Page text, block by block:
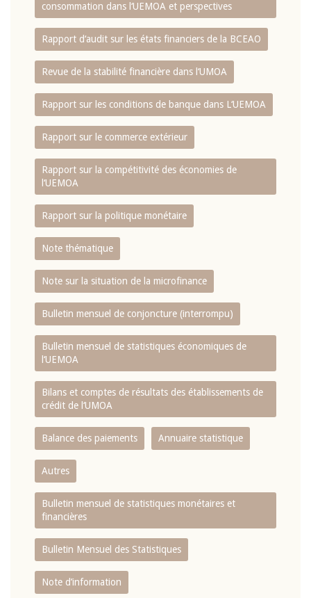
consommation dans l‘UEMOA et perspectives
Rapport d‘audit sur les états financiers de la BCEAO
Revue de la stabilité financière dans l‘UMOA
Rapport sur les conditions de banque dans L‘UEMOA
Rapport sur le commerce extérieur
Rapport sur la compétitivité des économies de
l‘UEMOA
Rapport sur la politique monétaire
Note thématique
Note sur la situation de la microfinance
Bulletin mensuel de conjoncture (interrompu)
Bulletin mensuel de statistiques économiques de
l‘UEMOA
Bilans et comptes de résultats des établissements de
crédit de l‘UMOA
Balance des paiements Annuaire statistique
Autres
Bulletin mensuel de statistiques monétaires et
financières
Bulletin Mensuel des Statistiques
Note d’information